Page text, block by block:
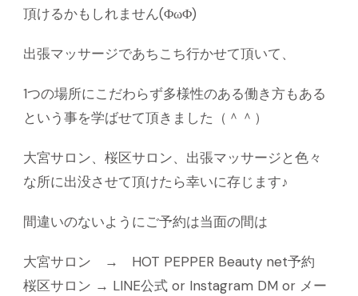
頂けるかもしれません(ΦωΦ)
出張マッサージであちこち行かせて頂いて、
1つの場所にこだわらず多様性のある働き方もある
という事を学ばせて頂きました（＾＾）
大宮サロン、桜区サロン、出張マッサージと色々
な所に出没させて頂けたら幸いに存じます♪
間違いのないようにご予約は当面の間は
大宮サロン → HOT PEPPER Beauty net予約
桜区サロン → LINE公式 or Instagram DM or メー